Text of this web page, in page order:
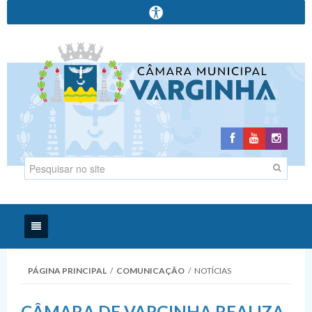
PÁGINA PRINCIPAL / COMUNICAÇÃO / NOTÍCIAS